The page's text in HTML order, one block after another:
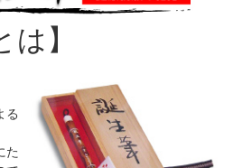
は】
る
た